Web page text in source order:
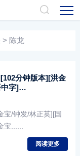
> 陈龙
分钟版本][洪金
字]
宝/钟发/林正英][国
......
阅读更多